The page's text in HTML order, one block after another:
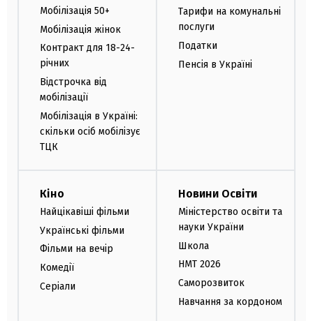
Мобілізація 50+
Мобілізація жінок
Контракт для 18-24-
річних
Відстрочка від
мобілізації
Мобілізація в Україні:
скільки осіб мобілізує
ТЦК
Тарифи на комунальні
послуги
Податки
Пенсія в Україні
Кіно
Найцікавіші фільми
Українські фільми
Фільми на вечір
Комедії
Серіали
Новини Освіти
Міністерство освіти та
науки України
Школа
НМТ 2026
Саморозвиток
Навчання за кордоном